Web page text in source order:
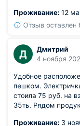
Проживание: 12
Отзыв оставлен
Д
Дмитрий
4 ноября
Удобное
пешком.
стоила 75 руб. на
35ть. Рядом
Проживание: 3